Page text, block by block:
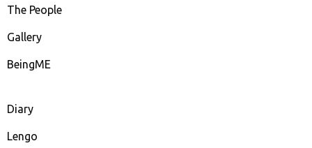
The People
Gallery
BeingME
Diary
Lengo